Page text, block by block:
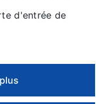
d'entrée de